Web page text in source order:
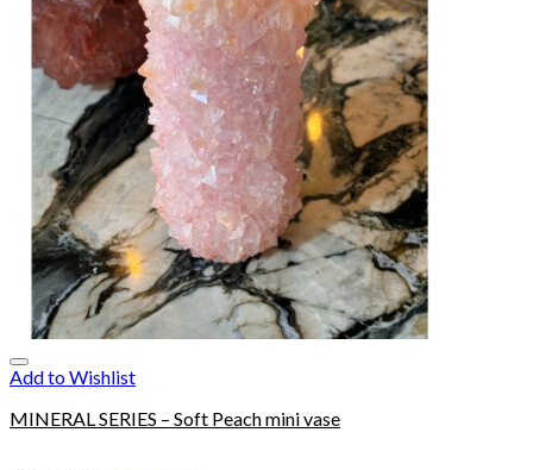
Add to Wishlist
MINERAL SERIES – Soft Peach mini vase